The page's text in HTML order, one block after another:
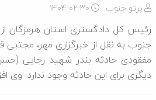
پرتو جنوب ۱۴۰۴-۰۲-۳۰
رئیس کل دادگستری استان هرمزگان
جنوب به نقل از خبرگزاری مهر،
دیگری برای این حادثه وجود ندارد.